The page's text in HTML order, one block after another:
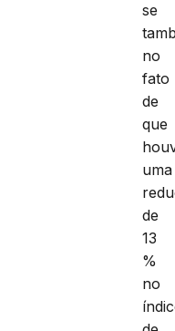
se
no
fato
de
que
uma
de
13
%
no